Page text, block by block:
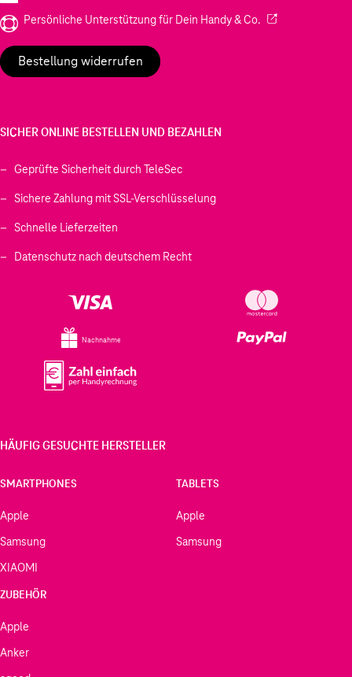
Persönliche Unterstützung für Dein Handy & Co. (Wird in einem
Bestellung widerrufen
SICHER ONLINE BESTELLEN UND BEZAHLEN
Geprüfte Sicherheit durch TeleSec
Sichere Zahlung mit SSL-Verschlüsselung
Schnelle Lieferzeiten
Datenschutz nach deutschem Recht
Nachnahme
HÄUFIG GESUCHTE HERSTELLER
SMARTPHONES
Apple
Samsung
XIAOMI
TABLETS
Apple
Samsung
ZUBEHÖR
Apple
Anker